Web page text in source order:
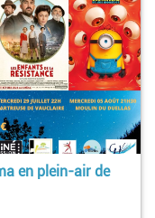
en plein-air de